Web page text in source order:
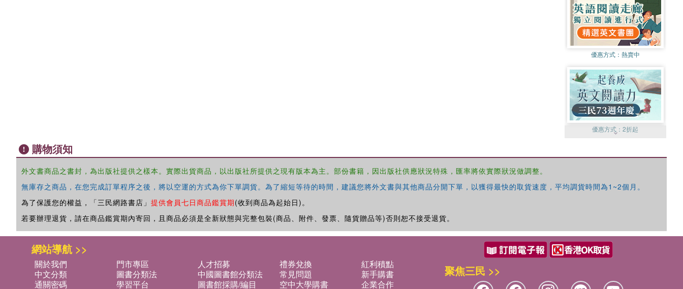
優惠方式： 熱賣中
優惠方式：2折起
購物須知
外文書商品之書封，為出版社提供之樣本。實際出貨商品，以出版社所提供之現有版本為主。部份書籍，因出版社供應狀況特殊，匯率將依實際狀況做調整。
無庫存之商品，在您完成訂單程序之後，將以空運的方式為你下單調貨。為了縮短等待的時間，建議您將外文書與其他商品分開下單，以獲得最快的取貨速度，平均調貨時間為1~2個月。
為了保護您的權益，「三民網路書店」 提供會員七日商品鑑賞期(收到商品為起始日)。
若要辦理退貨，請在商品鑑賞期內寄回，且商品必須是全新狀態與完整包裝(商品、附件、發票、隨貨贈品等)否則恕不接受退貨。
網站導航 >>
關於我們 門市專區 人才招募 禮券兌換
紅利積點
中文分類
圖書分類法 中國圖書館分類法 常見問題
新手購書
通關密碼
學習平台 圖書館採購/編目 空中大學購書
企業合作
聚焦三民 >>